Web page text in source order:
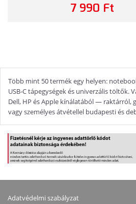
7 990 Ft
Több mint 50 termék egy helyen:
USB-C tápegységek és univerzális töltők.
Dell, HP és Apple kínálatából — raktárról,
vagy személyes átvétellel budapesti és
Adatvédelmi szabályzat